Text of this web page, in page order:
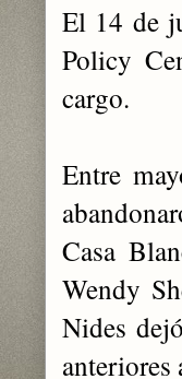
El 14 de
Policy
cargo.
Entre
Casa
Wendy
Nides
anteriores